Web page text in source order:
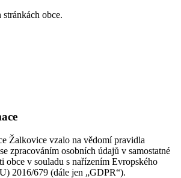
obce.
Žalkovice vzalo na vědomí pravidla
zpracováním osobních údajů v samostatné
obce v souladu s nařízením Evropského
2016/679 (dále jen „GDPR“).